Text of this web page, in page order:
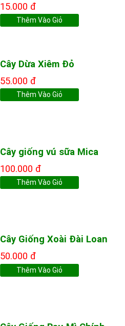
15.000 đ
Thêm Vào Giỏ
Cây Dừa Xiêm Đỏ
55.000 đ
Thêm Vào Giỏ
Cây giống vú sữa Mica
100.000 đ
Thêm Vào Giỏ
Cây Giống Xoài Đài Loan
50.000 đ
Thêm Vào Giỏ